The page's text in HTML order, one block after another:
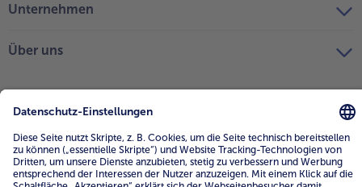
Unternehmen
Über uns